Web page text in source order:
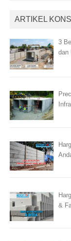
ARTIKEL
3
dan
&